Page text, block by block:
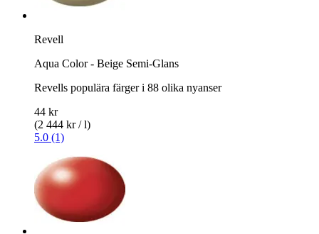
Revell
Aqua Color - Beige Semi-Glans
Revells populära färger i 88 olika nyanser
44 kr
(2 444 kr / l)
5.0 (1)